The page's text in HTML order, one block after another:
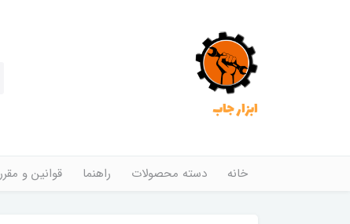
ابزار جاب
خانه دسته محصولات راهنما قوانین و